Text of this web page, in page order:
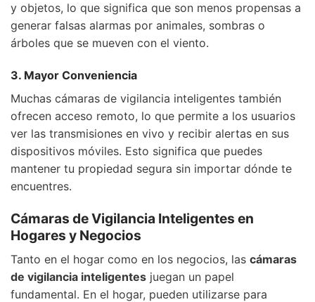
y objetos, lo que significa que son menos propensas a
generar falsas alarmas por animales, sombras o
árboles que se mueven con el viento.
3. Mayor Conveniencia
Muchas cámaras de vigilancia inteligentes también
ofrecen acceso remoto, lo que permite a los usuarios
ver las transmisiones en vivo y recibir alertas en sus
dispositivos móviles. Esto significa que puedes
mantener tu propiedad segura sin importar dónde te
encuentres.
Cámaras de Vigilancia Inteligentes en
Hogares y Negocios
Tanto en el hogar como en los negocios, las cámaras
de vigilancia inteligentes juegan un papel
fundamental. En el hogar, pueden utilizarse para